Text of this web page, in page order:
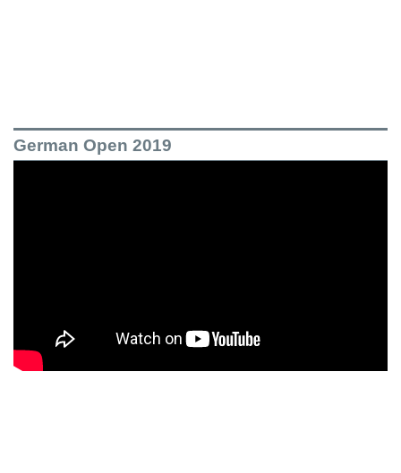
German Open 2019